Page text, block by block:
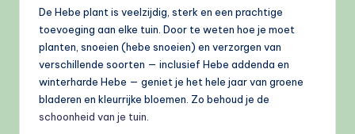
De Hebe plant is veelzijdig, sterk en een prachtige
toevoeging aan elke tuin. Door te weten hoe je moet
planten, snoeien (hebe snoeien) en verzorgen van
verschillende soorten — inclusief Hebe addenda en
winterharde Hebe — geniet je het hele jaar van groene
bladeren en kleurrijke bloemen. Zo behoud je de
schoonheid van je tuin